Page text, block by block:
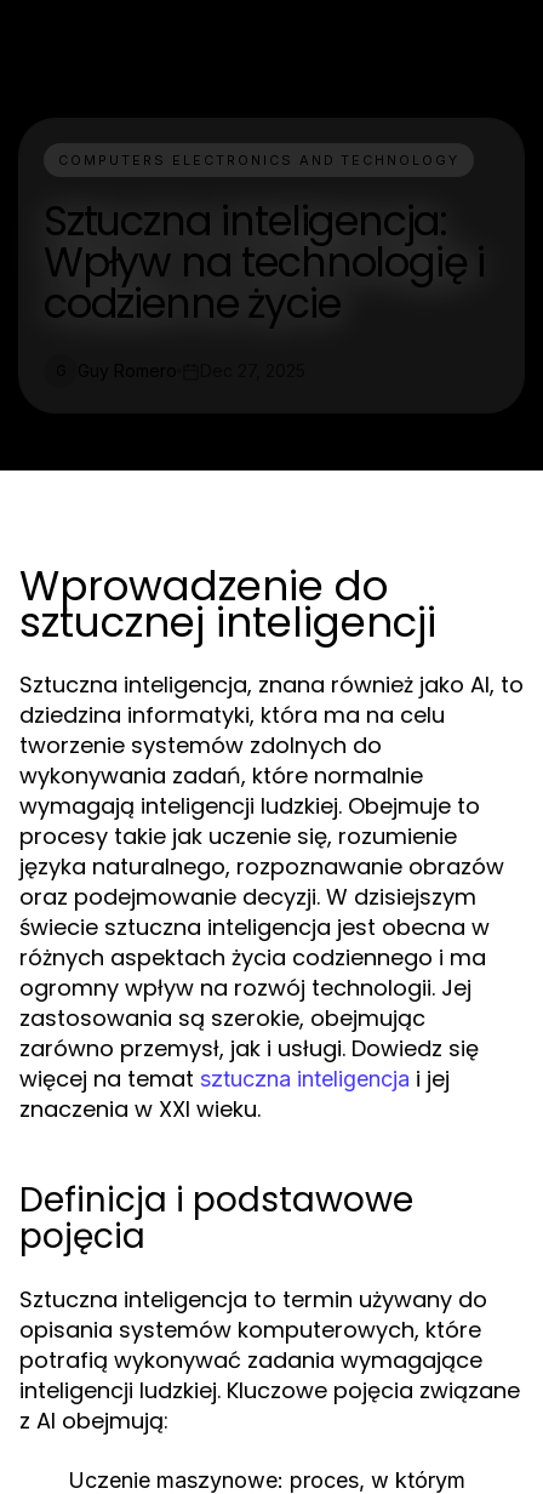
COMPUTERS ELECTRONICS AND TECHNOLOGY
Sztuczna inteligencja:
Wpływ na technologię i
codzienne życie
Wprowadzenie do
sztucznej inteligencji
Sztuczna inteligencja, znana również jako AI, to
dziedzina informatyki, która ma na celu
tworzenie systemów zdolnych do
wykonywania zadań, które normalnie
wymagają inteligencji ludzkiej. Obejmuje to
procesy takie jak uczenie się, rozumienie
języka naturalnego, rozpoznawanie obrazów
oraz podejmowanie decyzji. W dzisiejszym
świecie sztuczna inteligencja jest obecna w
różnych aspektach życia codziennego i ma
ogromny wpływ na rozwój technologii. Jej
zastosowania są szerokie, obejmując
zarówno przemysł, jak i usługi. Dowiedz się
więcej na temat sztuczna inteligencja i jej
znaczenia w XXI wieku.
Definicja i podstawowe
pojęcia
Sztuczna inteligencja to termin używany do
opisania systemów komputerowych, które
potrafią wykonywać zadania wymagające
inteligencji ludzkiej. Kluczowe pojęcia związane
z AI obejmują:
Uczenie maszynowe: proces, w którym